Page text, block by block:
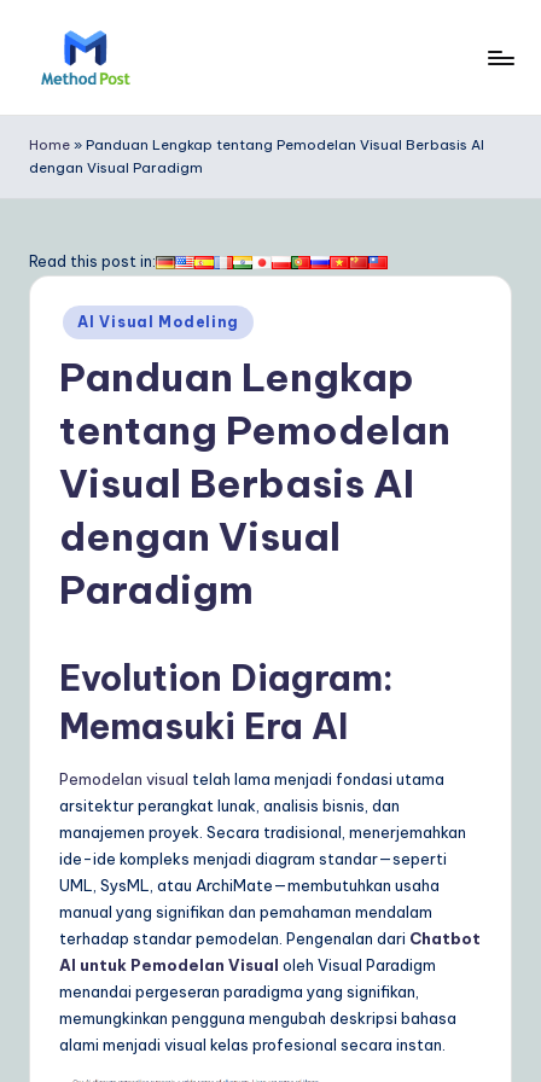
e
t
o
si
Y
o
D
ai
Home » Panduan Lengkap tentang Pemodelan Visual Berbasis AI
dengan Visual Paradigm
Read this post in:
Posted
in
AI Visual Modeling
Panduan Lengkap
tentang Pemodelan
Visual Berbasis AI
dengan Visual
Paradigm
Evolution Diagram:
Memasuki Era AI
Pemodelan visual telah lama menjadi fondasi utama
arsitektur perangkat lunak, analisis bisnis, dan
manajemen proyek. Secara tradisional, menerjemahkan
ide-ide kompleks menjadi diagram standar—seperti
UML, SysML, atau ArchiMate—membutuhkan usaha
manual yang signifikan dan pemahaman mendalam
terhadap standar pemodelan. Pengenalan dari Chatbot
AI untuk Pemodelan Visual oleh Visual Paradigm
menandai pergeseran paradigma yang signifikan,
memungkinkan pengguna mengubah deskripsi bahasa
alami menjadi visual kelas profesional secara instan.